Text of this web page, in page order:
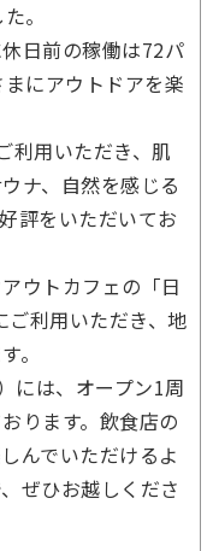
。
日前の稼働は72パ
にアウトドアを楽
利用いただき、肌
ナ、自然を感じる
評をいただいてお
ウトカフェの「日
利用いただき、地
。
には、オープン1周
ります。飲食店の
んでいただけるよ
ぜひお越しくださ